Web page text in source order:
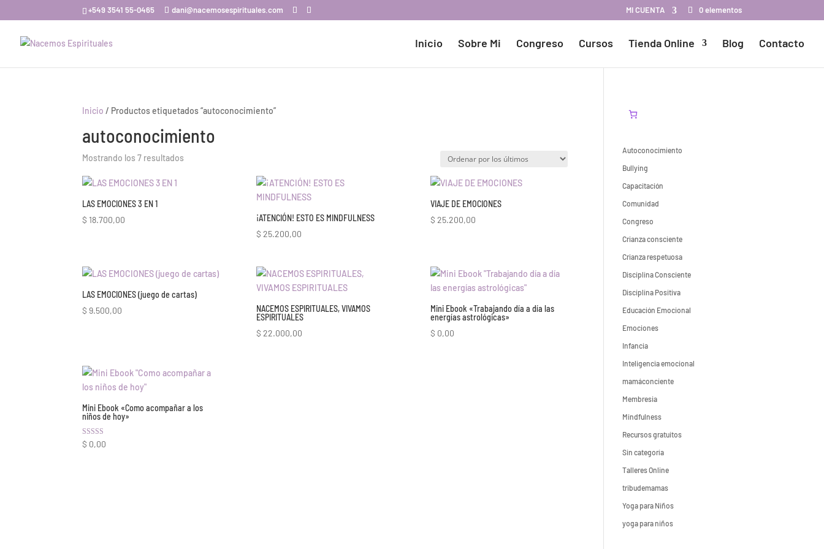
+549 3541 55-0465 dani@nacemosespirituales.com MI CUENTA 0 elementos
Inicio Sobre Mi Congreso Cursos Tienda Online Blog Contacto
Inicio / Productos etiquetados “autoconocimiento”
autoconocimiento
Mostrando los 7 resultados
LAS EMOCIONES 3 EN 1
$ 18.700,00
¡ATENCIÓN! ESTO ES MINDFULNESS
$ 25.200,00
VIAJE DE EMOCIONES
$ 25.200,00
LAS EMOCIONES (juego de cartas)
$ 9.500,00
NACEMOS ESPIRITUALES, VIVAMOS
ESPIRITUALES
$ 22.000,00
Mini Ebook «Trabajando día a día las
energías astrológicas»
$ 0,00
Mini Ebook «Como acompañar a los
niños de hoy»
Valorado con
4.89
$ 0,00
Autoconocimiento
Bullying
Capacitación
Comunidad
Congreso
Crianza consciente
Crianza respetuosa
Disciplina Consciente
Disciplina Positiva
Educación Emocional
Emociones
Infancia
Inteligencia emocional
mamáconciente
Membresia
Mindfulness
Recursos gratuitos
Sin categoría
Talleres Online
tribudemamas
Yoga para Niños
yoga para niños